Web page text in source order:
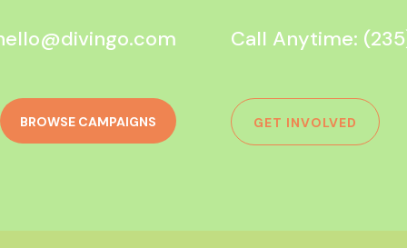
Call Anytime:
BROWSE CAMPAIGNS GET INVOLVED